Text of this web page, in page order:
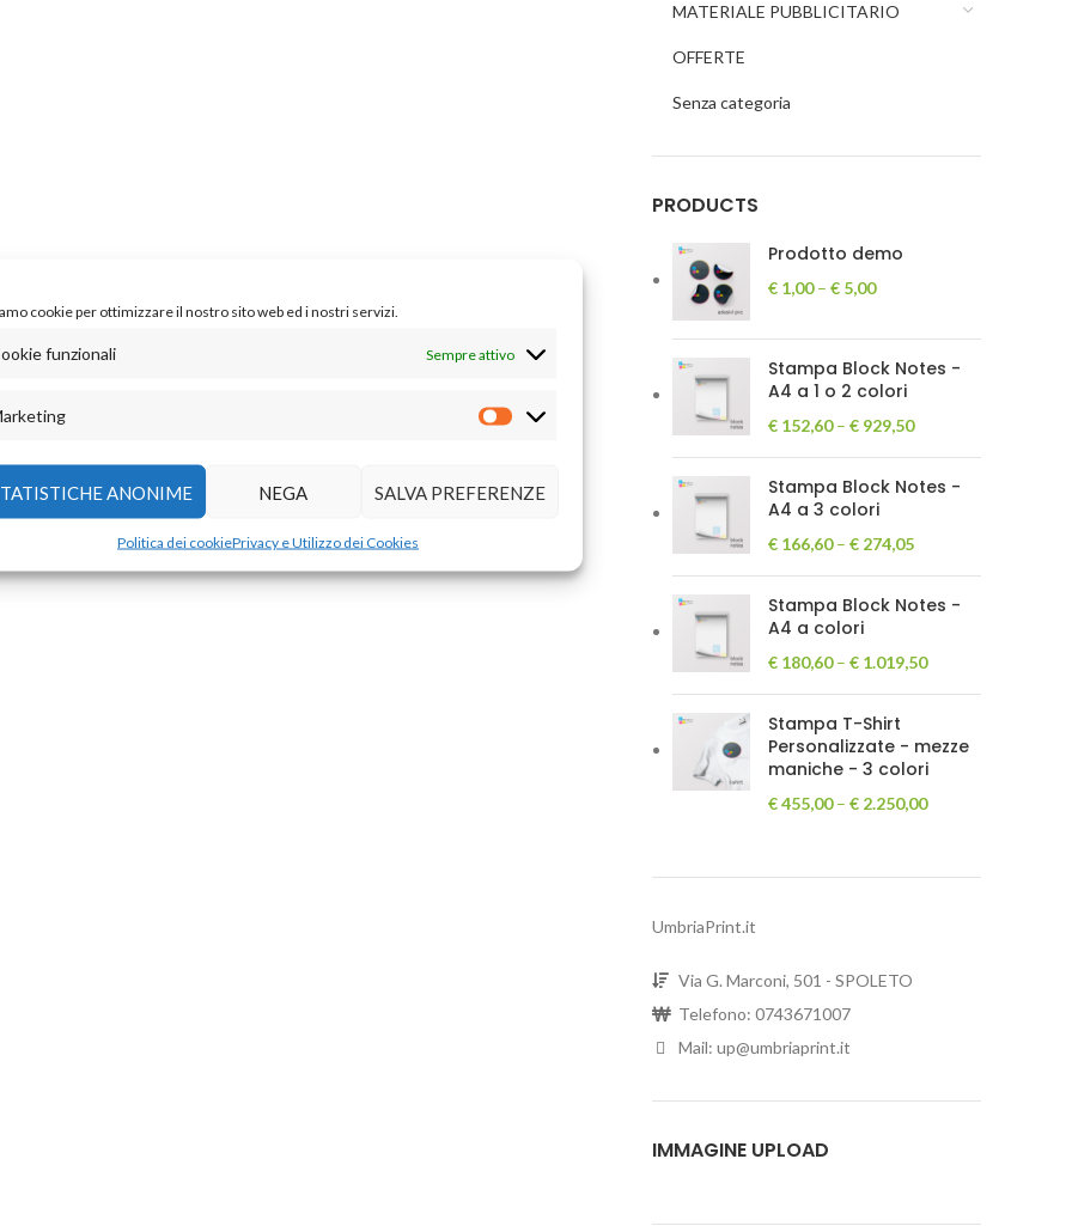
cookie per ottimizzare il nostro sito web ed i nostri servizi.
funzionali Sempre attivo
ANONIME NEGA SALVA PREFERENZE
Politica dei cookiePrivacy e Utilizzo dei Cookies
MATERIALE PUBBLICITARIO
OFFERTE
Senza categoria
PRODUCTS
Prodotto demo
€1,00– €5,00
Stampa Block Notes -
A4 a 1 o 2 colori
€152,60– €929,50
Stampa Block Notes -
A4 a 3 colori
€166,60– €274,05
Stampa Block Notes -
A4 a colori
€180,60– €1.019,50
Stampa T-Shirt
Personalizzate - mezze
maniche - 3 colori
€455,00– €2.250,00
UmbriaPrint.it
Via G. Marconi, 501 - SPOLETO
Telefono: 0743671007
Mail: up@umbriaprint.it
IMMAGINE UPLOAD